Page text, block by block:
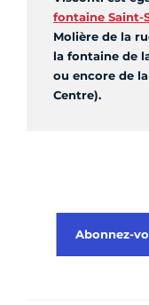
fontaine Saint-
Molière de la
la fontaine de
ou encore de
Centre).
Abonnez-